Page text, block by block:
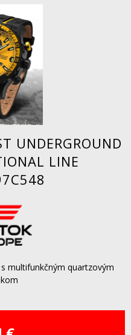
UNDERGROUND
LINE
multifunkčným quartzovým